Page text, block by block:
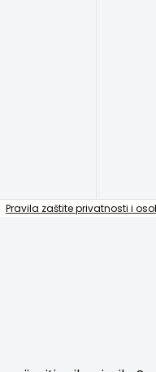
Pravila zaštite privatnosti i